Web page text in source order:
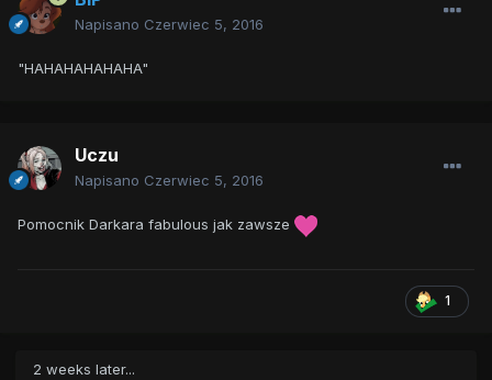
Napisano Czerwiec 5, 2016
"HAHAHAHAHAHA"
Uczu
Napisano Czerwiec 5, 2016
Pomocnik Darkara fabulous jak zawsze
1
2 weeks later...